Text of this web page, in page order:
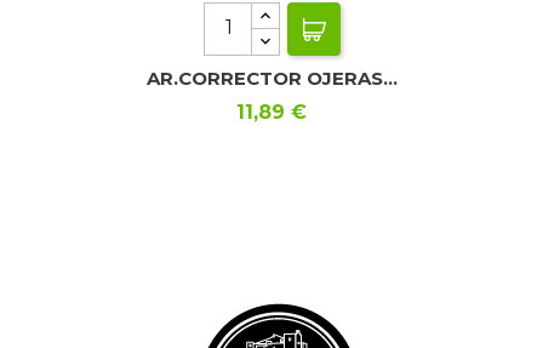
AR.CORRECTOR OJERAS...
Precio
11,89 €